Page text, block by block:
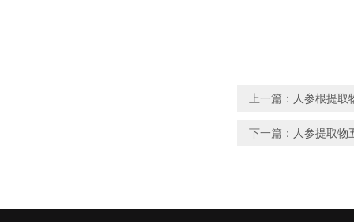
上一篇： 人参根提取
下一篇： 人参提取物